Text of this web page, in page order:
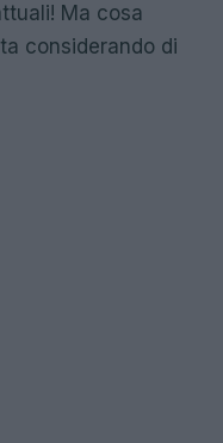
Ma cosa
considerando di